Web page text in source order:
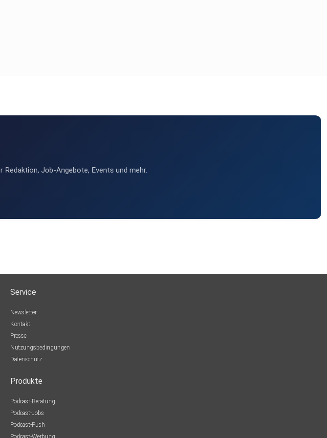
Job-Angebote, Events und mehr.
Service
Newsletter
Kontakt
Presse
Nutzungsbedingungen
Datenschutz
Produkte
Podcast-Beratung
Podcast-Jobs
Podcast-Push
Podcast-Werbung